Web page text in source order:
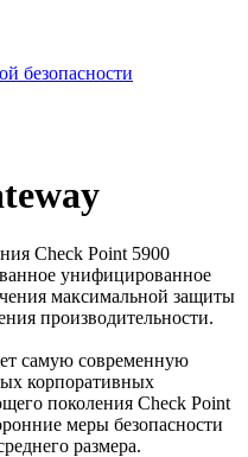
безопасности
Check Point 5900
унифицированное
максимальной защиты
производительности.
самую современную
корпоративных
поколения Check Point
меры безопасности
размера.